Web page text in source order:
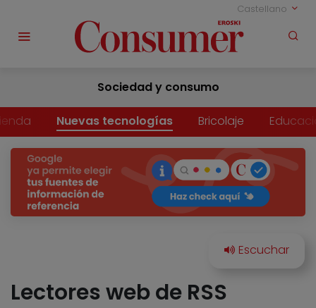
Castellano
Sociedad y consumo
Nuevas tecnologías Bricolaje
Lectores web de RSS